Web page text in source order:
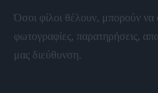
Όσοι φίλοι θέλουν, μπορούν να
φωτογραφίες, παρατηρήσεις,
μας διεύθυνση.